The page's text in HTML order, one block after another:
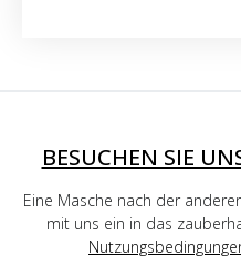
BESUCHEN SIE
Eine Masche nach der
mit uns ein in das